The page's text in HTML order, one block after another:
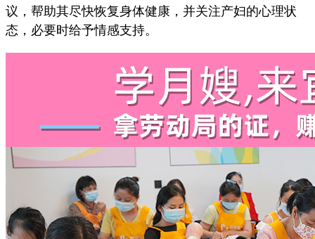
议，帮助其尽快恢复身体健康，并关注产妇的心理状
态，必要时给予情感支持。